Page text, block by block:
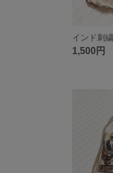
1,500円